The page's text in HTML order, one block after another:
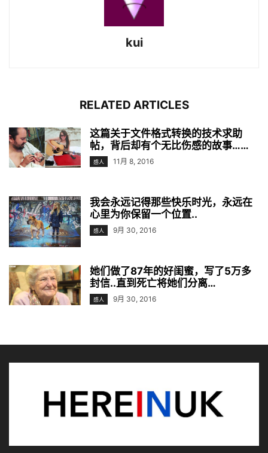
kui
RELATED ARTICLES
这篇关于文件格式转换的技术求助
帖，背后却有个无比伤感的故事……
感人 11月 8, 2016
我会永远记得那些快乐时光，永远在
心里为你保留一个位置..
感人 9月 30, 2016
她们做了87年的好闺蜜，写了5万多
封信..直到死亡将她们分离…
感人 9月 30, 2016